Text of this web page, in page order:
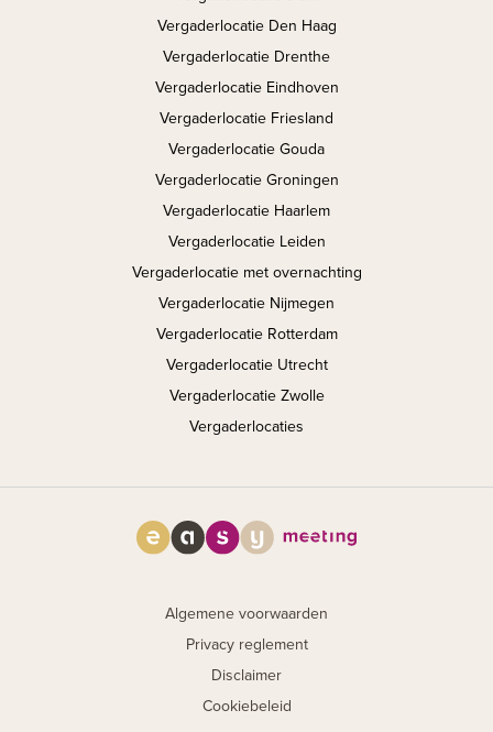
Vergaderlocatie Den Haag
Vergaderlocatie Drenthe
Vergaderlocatie Eindhoven
Vergaderlocatie Friesland
Vergaderlocatie Gouda
Vergaderlocatie Groningen
Vergaderlocatie Haarlem
Vergaderlocatie Leiden
Vergaderlocatie met overnachting
Vergaderlocatie Nijmegen
Vergaderlocatie Rotterdam
Vergaderlocatie Utrecht
Vergaderlocatie Zwolle
Vergaderlocaties
Algemene voorwaarden
Privacy reglement
Disclaimer
Cookiebeleid